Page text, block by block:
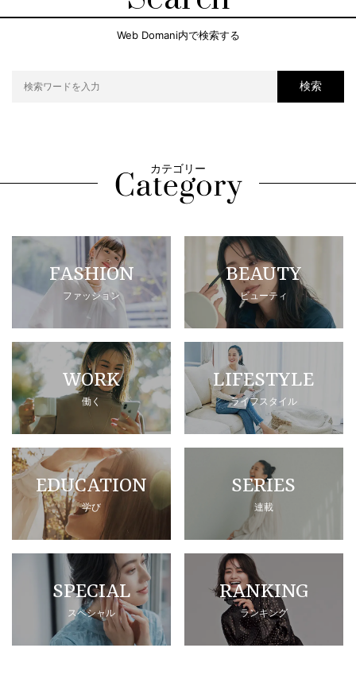
Web Domani内で検索する
検索
カテゴリー
FASHION
ファッション
BEAUTY
ビューティ
WORK
働く
LIFESTYLE
ライフスタイル
EDUCATION
学び
SERIES
連載
SPECIAL
スペシャル
RANKING
ランキング